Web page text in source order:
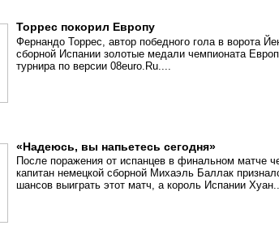
Торрес покорил Европу
Фернандо Торрес, автор победного гола в ворота
сборной Испании золотые медали чемпионата
турнира по версии 08euro.Ru....
«Надеюсь, вы напьетесь сегодня»
После поражения от испанцев в финальном матче
капитан немецкой сборной Михаэль Баллак
шансов выиграть этот матч, а король Испании